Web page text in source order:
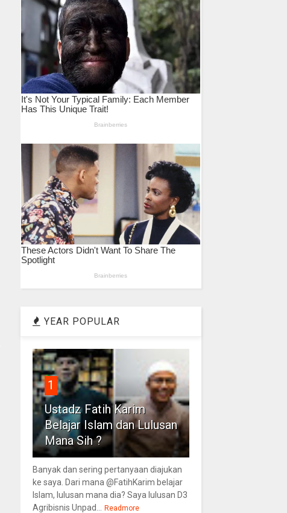
YEAR POPULAR
1
Ustadz Fatih Karim
Belajar Islam dan Lulusan
Mana Sih ?
Banyak dan sering pertanyaan diajukan
ke saya. Dari mana @FatihKarim belajar
Islam, lulusan mana dia? Saya lulusan D3
Agribisnis Unpad...
Readmore